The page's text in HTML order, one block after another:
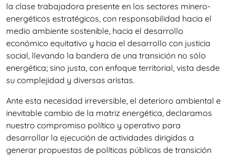
la clase trabajadora presente en los sectores minero-
energéticos estratégicos, con responsabilidad hacia el
medio ambiente sostenible, hacia el desarrollo
económico equitativo y hacia el desarrollo con justicia
social, llevando la bandera de una transición no sólo
energética; sino justa, con enfoque territorial, vista desde
su complejidad y diversas aristas.
Ante esta necesidad irreversible, el deterioro ambiental e
inevitable cambio de la matriz energética, declaramos
nuestro compromiso político y operativo para
desarrollar la ejecución de actividades dirigidas a
generar propuestas de políticas públicas de transición